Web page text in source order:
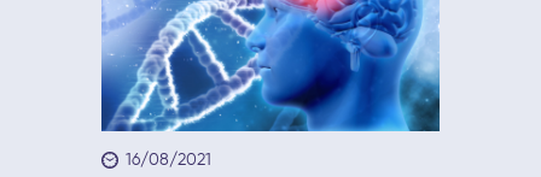
16/08/2021